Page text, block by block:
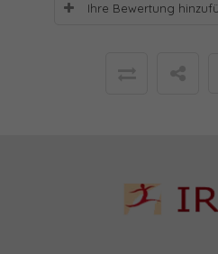
Ihre Bewertung